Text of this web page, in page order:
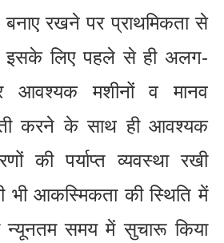
रखने पर प्राथमिकता से
इसके लिए पहले से ही अलग-
आवश्यक मशीनों व मानव
करने के साथ ही आवश्यक
की पर्याप्त व्यवस्था रखी
भी आकस्मिकता की स्थिति में
न्यूनतम समय में सुचारू किया